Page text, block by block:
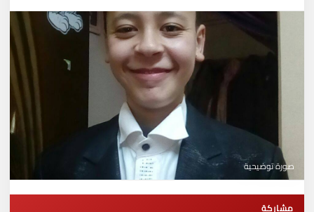
صورة توضيحية
مشاركة